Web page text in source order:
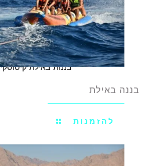
בננות באילת קיסוסקי
בננה באילת
להזמנות